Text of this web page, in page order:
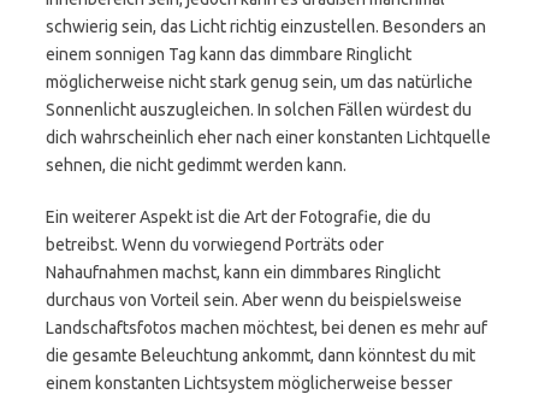
schwierig sein, das Licht richtig einzustellen. Besonders an
einem sonnigen Tag kann das dimmbare Ringlicht
möglicherweise nicht stark genug sein, um das natürliche
Sonnenlicht auszugleichen. In solchen Fällen würdest du
dich wahrscheinlich eher nach einer konstanten Lichtquelle
sehnen, die nicht gedimmt werden kann.
Ein weiterer Aspekt ist die Art der Fotografie, die du
betreibst. Wenn du vorwiegend Porträts oder
Nahaufnahmen machst, kann ein dimmbares Ringlicht
durchaus von Vorteil sein. Aber wenn du beispielsweise
Landschaftsfotos machen möchtest, bei denen es mehr auf
die gesamte Beleuchtung ankommt, dann könntest du mit
einem konstanten Lichtsystem möglicherweise besser